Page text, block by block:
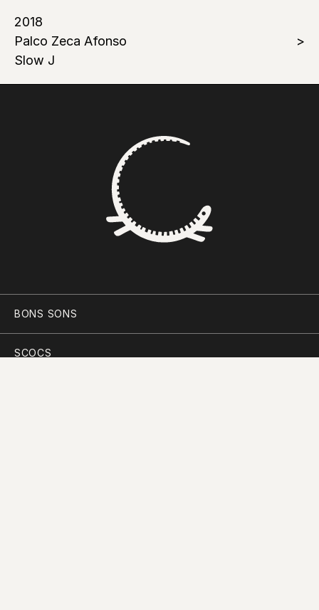
2018
Palco Zeca Afonso
Slow J
BONS SONS
SCOCS